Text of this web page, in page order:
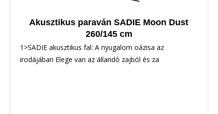
Akusztikus paraván SADIE Moon Dust
260/145 cm
1>SADIE akusztikus fal: A nyugalom oázisa az
irodájában Elege van az állandó zajból és za